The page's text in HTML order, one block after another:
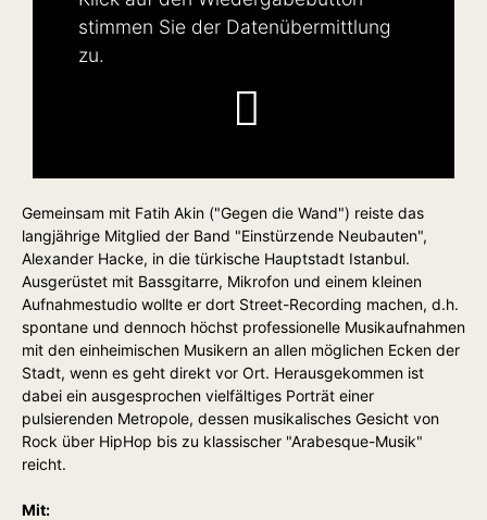
stimmen Sie der Datenübermittlung
zu.
Gemeinsam mit Fatih Akin ("Gegen die Wand") reiste das
langjährige Mitglied der Band "Einstürzende Neubauten",
Alexander Hacke, in die türkische Hauptstadt Istanbul.
Ausgerüstet mit Bassgitarre, Mikrofon und einem kleinen
Aufnahmestudio wollte er dort Street-Recording machen, d.h.
spontane und dennoch höchst professionelle Musikaufnahmen
mit den einheimischen Musikern an allen möglichen Ecken der
Stadt, wenn es geht direkt vor Ort. Herausgekommen ist
dabei ein ausgesprochen vielfältiges Porträt einer
pulsierenden Metropole, dessen musikalisches Gesicht von
Rock über HipHop bis zu klassischer "Arabesque-Musik"
reicht.
Mit: